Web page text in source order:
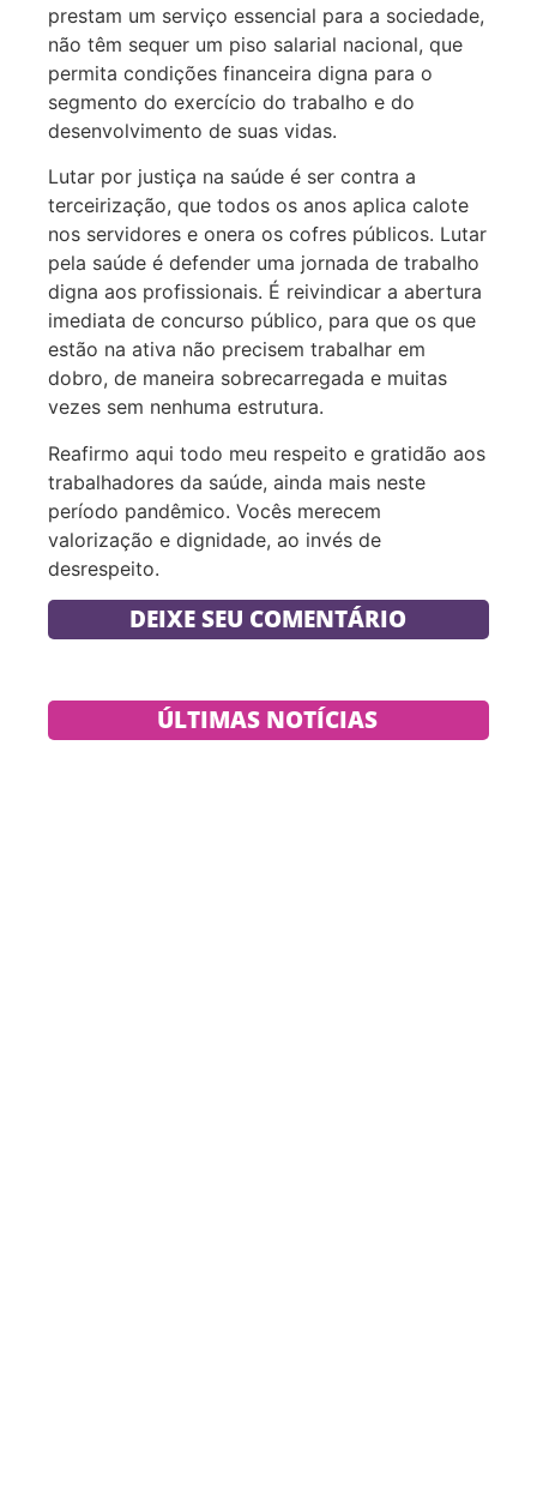
prestam um serviço essencial para a sociedade,
não têm sequer um piso salarial nacional, que
permita condições financeira digna para o
segmento do exercício do trabalho e do
desenvolvimento de suas vidas.
Lutar por justiça na saúde é ser contra a
terceirização, que todos os anos aplica calote
nos servidores e onera os cofres públicos. Lutar
pela saúde é defender uma jornada de trabalho
digna aos profissionais. É reivindicar a abertura
imediata de concurso público, para que os que
estão na ativa não precisem trabalhar em
dobro, de maneira sobrecarregada e muitas
vezes sem nenhuma estrutura.
Reafirmo aqui todo meu respeito e gratidão aos
trabalhadores da saúde, ainda mais neste
período pandêmico. Vocês merecem
valorização e dignidade, ao invés de
desrespeito.
DEIXE SEU COMENTÁRIO
ÚLTIMAS NOTÍCIAS